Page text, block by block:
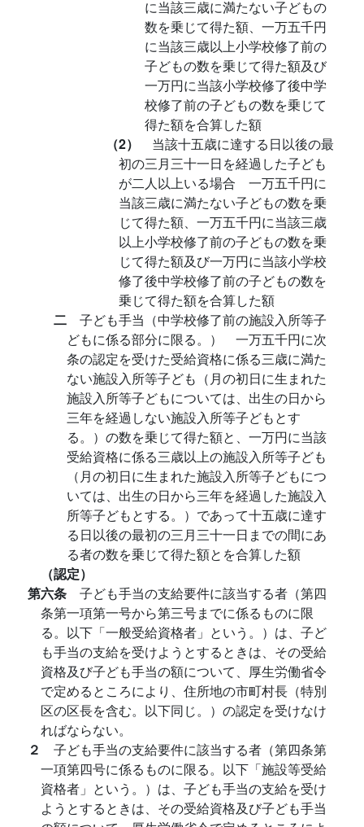
に当該三歳に満たない子どもの
数を乗じて得た額、一万五千円
に当該三歳以上小学校修了前の
子どもの数を乗じて得た額及び
一万円に当該小学校修了後中学
校修了前の子どもの数を乗じて
得た額を合算した額
（2） 当該十五歳に達する日以後の最
初の三月三十一日を経過した子ども
が二人以上いる場合 一万五千円に
当該三歳に満たない子どもの数を乗
じて得た額、一万五千円に当該三歳
以上小学校修了前の子どもの数を乗
じて得た額及び一万円に当該小学校
修了後中学校修了前の子どもの数を
乗じて得た額を合算した額
二 子ども手当（中学校修了前の施設入所等子
どもに係る部分に限る。） 一万五千円に次
条の認定を受けた受給資格に係る三歳に満た
ない施設入所等子ども（月の初日に生まれた
施設入所等子どもについては、出生の日から
三年を経過しない施設入所等子どもとす
る。）の数を乗じて得た額と、一万円に当該
受給資格に係る三歳以上の施設入所等子ども
（月の初日に生まれた施設入所等子どもにつ
いては、出生の日から三年を経過した施設入
所等子どもとする。）であって十五歳に達す
る日以後の最初の三月三十一日までの間にあ
る者の数を乗じて得た額とを合算した額
（認定）
第六条 子ども手当の支給要件に該当する者（第四
条第一項第一号から第三号までに係るものに限
る。以下「一般受給資格者」という。）は、子ど
も手当の支給を受けようとするときは、その受給
資格及び子ども手当の額について、厚生労働省令
で定めるところにより、住所地の市町村長（特別
区の区長を含む。以下同じ。）の認定を受けなけ
ればならない。
２ 子ども手当の支給要件に該当する者（第四条第
一項第四号に係るものに限る。以下「施設等受給
資格者」という。）は、子ども手当の支給を受け
ようとするときは、その受給資格及び子ども手当